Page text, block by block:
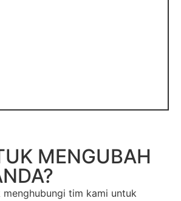
MENGUBAH
tim kami untuk